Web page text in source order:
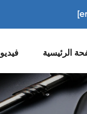
الرئيسية فيديو